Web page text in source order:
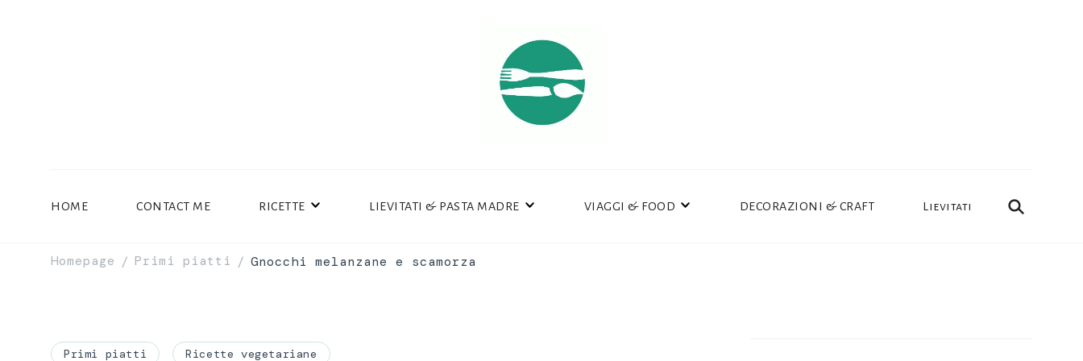
HOME CONTACT ME RICETTE LIEVITATI & PASTA MADRE VIAGGI & FOOD DECORAZIONI & CRAFT Lievitati
Homepage / Primi piatti / Gnocchi melanzane e scamorza
Primi piatti Ricette vegetariane